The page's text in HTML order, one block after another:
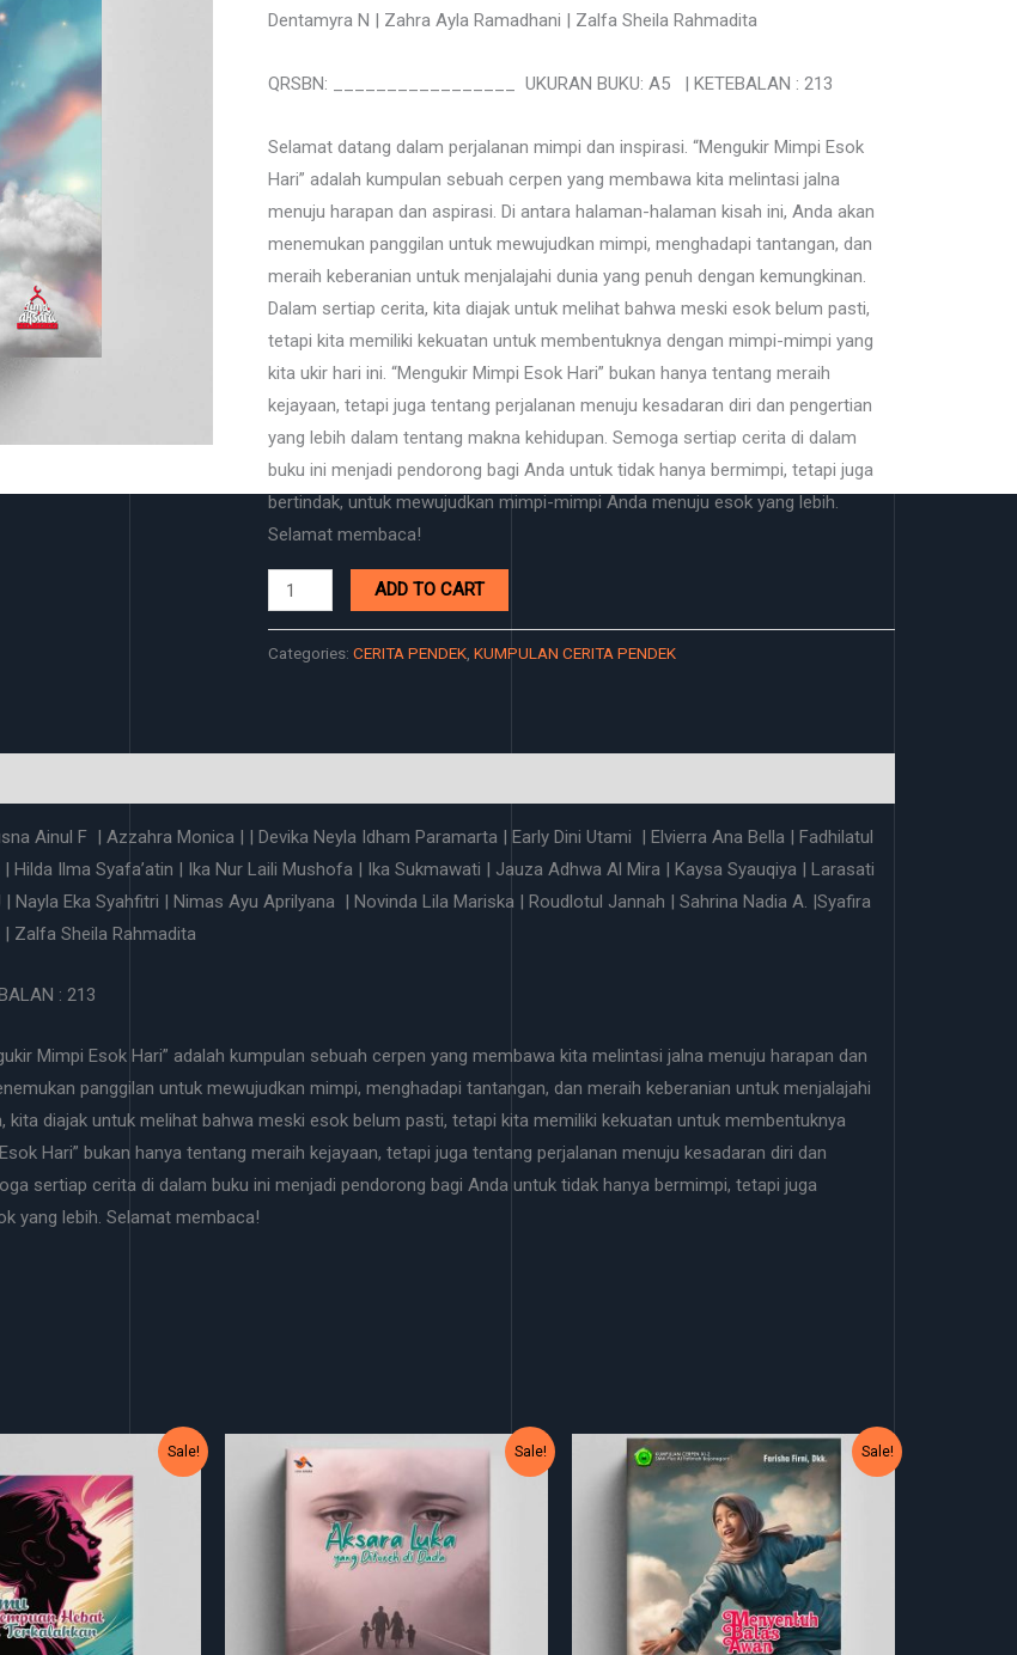
Dentamyra N | Zahra Ayla Ramadhani | Zalfa Sheila Rahmadita
QRSBN: _________________ UKURAN BUKU: A5 | KETEBALAN : 213
Selamat datang dalam perjalanan mimpi dan inspirasi. “Mengukir Mimpi Esok
Hari” adalah kumpulan sebuah cerpen yang membawa kita melintasi jalna
menuju harapan dan aspirasi. Di antara halaman-halaman kisah ini, Anda akan
menemukan panggilan untuk mewujudkan mimpi, menghadapi tantangan, dan
meraih keberanian untuk menjalajahi dunia yang penuh dengan kemungkinan.
Dalam sertiap cerita, kita diajak untuk melihat bahwa meski esok belum pasti,
tetapi kita memiliki kekuatan untuk membentuknya dengan mimpi-mimpi yang
kita ukir hari ini. “Mengukir Mimpi Esok Hari” bukan hanya tentang meraih
kejayaan, tetapi juga tentang perjalanan menuju kesadaran diri dan pengertian
yang lebih dalam tentang makna kehidupan. Semoga sertiap cerita di dalam
buku ini menjadi pendorong bagi Anda untuk tidak hanya bermimpi, tetapi juga
bertindak, untuk mewujudkan mimpi-mimpi Anda menuju esok yang lebih.
Selamat membaca!
ADD TO CART
Categories: CERITA PENDEK, KUMPULAN CERITA PENDEK
Ainul F | Azzahra Monica | | Devika Neyla Idham Paramarta | Early Dini Utami | Elvierra Ana Bella | Fadhilatul
Ilma Syafa’atin | Ika Nur Laili Mushofa | Ika Sukmawati | Jauza Adhwa Al Mira | Kaysa Syauqiya | Larasati
Eka Syahfitri | Nimas Ayu Aprilyana | Novinda Lila Mariska | Roudlotul Jannah | Sahrina Nadia A. |Syafira
Zalfa Sheila Rahmadita
: 213
Mimpi Esok Hari” adalah kumpulan sebuah cerpen yang membawa kita melintasi jalna menuju harapan dan
panggilan untuk mewujudkan mimpi, menghadapi tantangan, dan meraih keberanian untuk menjalajahi
kita diajak untuk melihat bahwa meski esok belum pasti, tetapi kita memiliki kekuatan untuk membentuknya
Hari” bukan hanya tentang meraih kejayaan, tetapi juga tentang perjalanan menuju kesadaran diri dan
sertiap cerita di dalam buku ini menjadi pendorong bagi Anda untuk tidak hanya bermimpi, tetapi juga
yang lebih. Selamat membaca!
Sale!
is:
Rp25.000.
Sale!
price
Rp35.000.
is:
Rp30.000.
Sale!
Original
price
was:
Rp55.000.
Current
price
is:
Rp50.000.